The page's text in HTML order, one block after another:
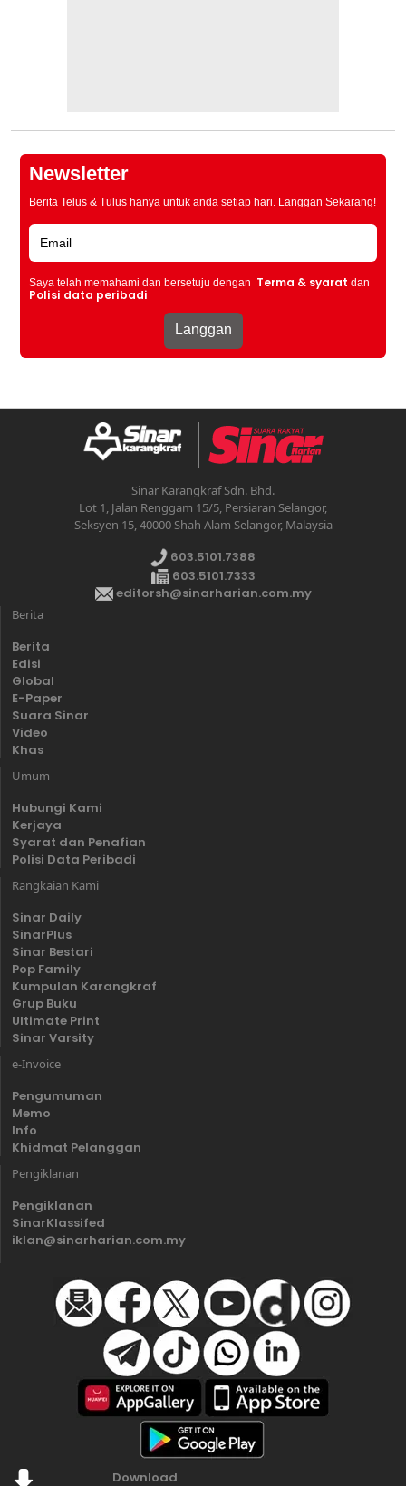
Newsletter
Berita Telus & Tulus hanya untuk anda setiap hari. Langgan Sekarang!
Saya telah memahami dan bersetuju dengan Terma & syarat dan
Polisi data peribadi
Sinar Karangkraf Sdn. Bhd.
Lot 1, Jalan Renggam 15/5, Persiaran Selangor,
Seksyen 15, 40000 Shah Alam Selangor, Malaysia
603.5101.7388
603.5101.7333
editorsh@sinarharian.com.my
Berita
Berita
Edisi
Global
E-Paper
Suara Sinar
Video
Khas
Umum
Hubungi Kami
Kerjaya
Syarat dan Penafian
Polisi Data Peribadi
Rangkaian Kami
Sinar Daily
SinarPlus
Sinar Bestari
Pop Family
Kumpulan Karangkraf
Grup Buku
Ultimate Print
Sinar Varsity
e-Invoice
Pengumuman
Memo
Info
Khidmat Pelanggan
Pengiklanan
Pengiklanan
SinarKlassifed
iklan@sinarharian.com.my
Download